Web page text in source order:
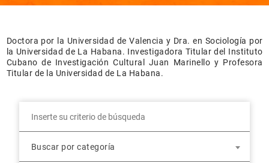
Doctora por la Universidad de Valencia y Dra. en Sociología por
la Universidad de La Habana. Investigadora Titular del Instituto
Cubano de Investigación Cultural Juan Marinello y Profesora
Titular de la Universidad de La Habana.
Buscar por categoría